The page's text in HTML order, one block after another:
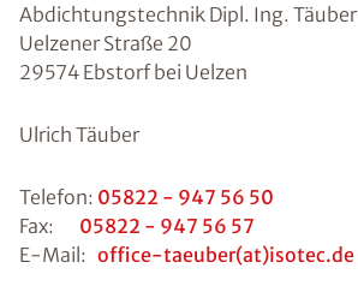
Abdichtungstechnik Dipl. Ing. Täuber
Uelzener Straße 20
29574 Ebstorf bei Uelzen
Ulrich Täuber
Telefon: 05822 - 947 56 50
Fax: 05822 - 947 56 57
E-Mail: office-taeuber(at)isotec.de